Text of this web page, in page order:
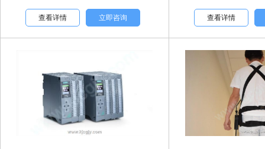
查看详情 立即咨询 查看详情